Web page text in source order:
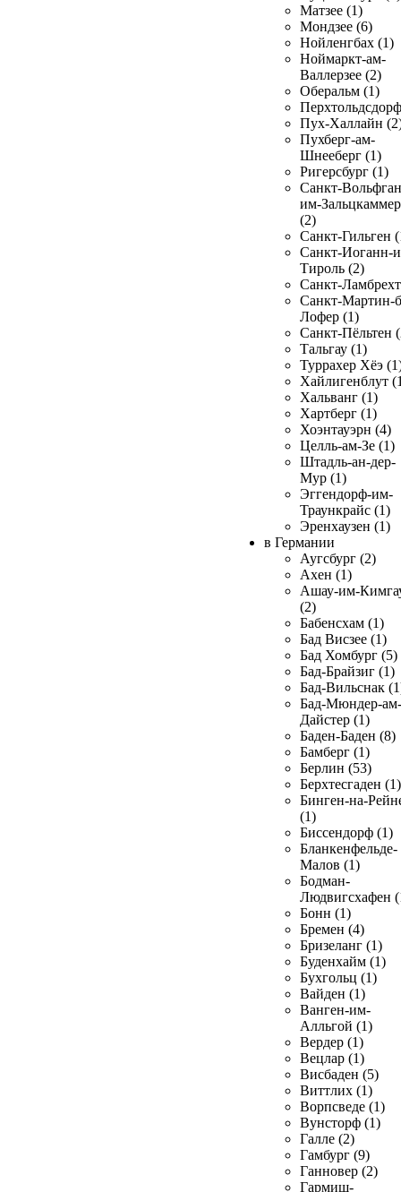
Матзее (1)
Мондзее (6)
Нойленгбах (1)
Ноймаркт-ам-
Валлерзее (2)
Оберальм (1)
Пух-Халлайн
Пухберг-ам-
Шнееберг (1)
Ригерсбург (1)
Санкт-
им-
(2)
Санкт-Гильген
Санкт-Иоганн-
Тироль (2)
Санкт-
Санкт-Мартин-
Лофер (1)
Санкт-Пёльтен
Тальгау (1)
Туррахер Хёэ
Хайлигенблут
Хальванг (1)
Хартберг (1)
Хоэнтауэрн (4)
Целль-ам-Зе (1)
Штадль-ан-дер-
Мур (1)
Эггендорф-им-
Траункрайс (1)
Эренхаузен (1)
в Германии
Аугсбург (2)
Ахен (1)
Ашау-им-
(2)
Бабенсхам (1)
Бад Висзее (1)
Бад Хомбург (5)
Бад-Брайзиг (1)
Бад-Вильснак
Бад-Мюндер-ам-
Дайстер (1)
Баден-Баден (8)
Бамберг (1)
Берлин (53)
Берхтесгаден (1)
Бинген-на-
(1)
Биссендорф (1)
Бланкенфельде-
Малов (1)
Бодман-
Людвигсхафен
Бонн (1)
Бремен (4)
Бризеланг (1)
Буденхайм (1)
Бухгольц (1)
Вайден (1)
Ванген-им-
Алльгой (1)
Вердер (1)
Вецлар (1)
Висбаден (5)
Виттлих (1)
Ворпсведе (1)
Вунсторф (1)
Галле (2)
Гамбург (9)
Ганновер (2)
Гармиш-